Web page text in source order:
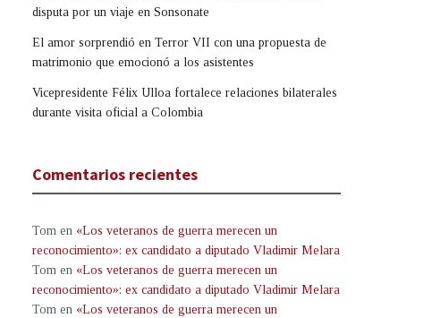
disputa por un viaje en Sonsonate
El amor sorprendió en Terror VII con una propuesta de
matrimonio que emocionó a los asistentes
Vicepresidente Félix Ulloa fortalece relaciones bilaterales
durante visita oficial a Colombia
Comentarios recientes
Tom en «Los veteranos de guerra merecen un
reconocimiento»: ex candidato a diputado Vladimir Melara
Tom en «Los veteranos de guerra merecen un
reconocimiento»: ex candidato a diputado Vladimir Melara
Tom en «Los veteranos de guerra merecen un